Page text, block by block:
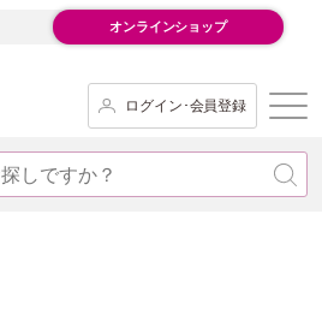
オンラインショップ
ログイン･会員登録